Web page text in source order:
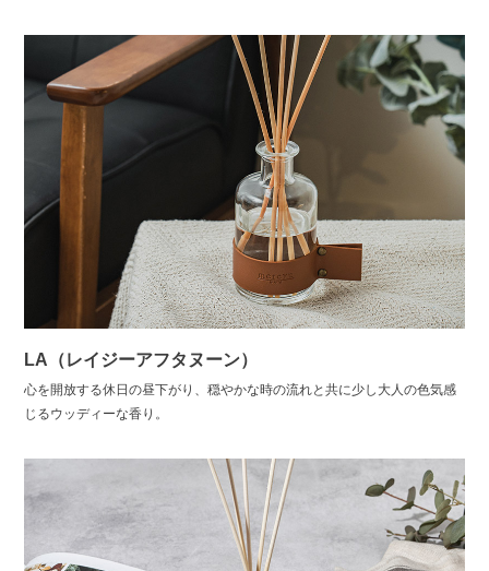
LA（レイジーアフタヌーン）
心を開放する休日の昼下がり、穏やかな時の流れと共に少し大人の色気感
じるウッディーな香り。